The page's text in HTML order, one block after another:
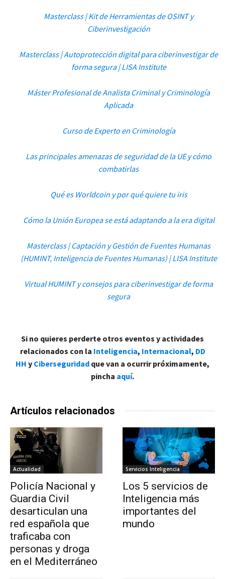
Masterclass | Kit de Herramientas de OSINT y
Ciberinvestigación
Masterclass | Autoprotección digital para ciberinvestigar de
forma segura | LISA Institute
Máster Profesional de Analista Criminal y Criminología
Aplicada
Curso de Experto en Criminología
Las principales amenazas de seguridad de la UE y cómo
combatirlas
Qué es Worldcoin y por qué quiere tu iris
Cómo la Unión Europea se está adaptando a la era digital
Masterclass | Captación y Gestión de Fuentes Humanas
(HUMINT, Inteligencia de Fuentes Humanas) | LISA Institute
Virtual HUMINT y consejos para ciberinvestigar de forma
segura
Si no quieres perderte otros eventos y actividades
relacionados con la Inteligencia, Internacional, DD
HH y Ciberseguridad que van a ocurrir próximamente,
pincha aquí.
Artículos relacionados
Actualidad
Policía Nacional y
Guardia Civil
desarticulan una
red española que
traficaba con
personas y droga
en el Mediterráneo
Servicios Inteligencia
Los 5 servicios de
Inteligencia más
importantes del
mundo